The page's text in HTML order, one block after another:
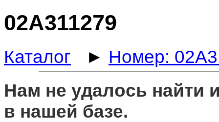
02A311279
Каталог ► Номер:
Нам не удалось найти
в нашей базе.